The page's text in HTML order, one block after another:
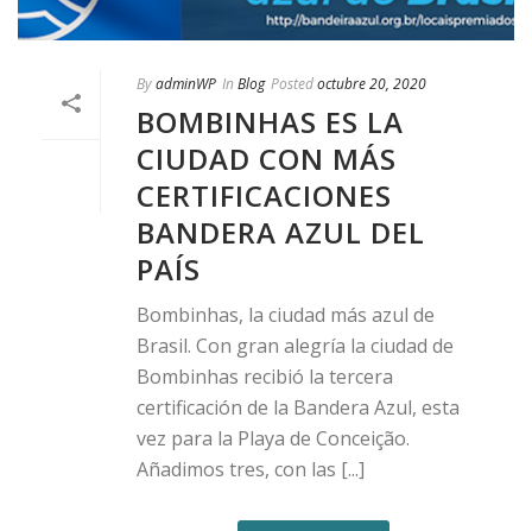
ByadminWP In Blog Postedoctubre 20, 2020
BOMBINHAS ES LA
CIUDAD CON MÁS
CERTIFICACIONES
BANDERA AZUL DEL
PAÍS
Bombinhas, la ciudad más azul de
Brasil. Con gran alegría la ciudad de
Bombinhas recibió la tercera
certificación de la Bandera Azul, esta
vez para la Playa de Conceição.
Añadimos tres, con las [...]